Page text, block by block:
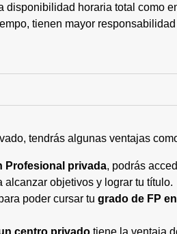
horaria total como
tienen mayor
tendrás algunas ventajas
Profesional privada, podrás
objetivos y lograr tu título.
poder cursar tu grado de FP
centro privado tiene la ventaja